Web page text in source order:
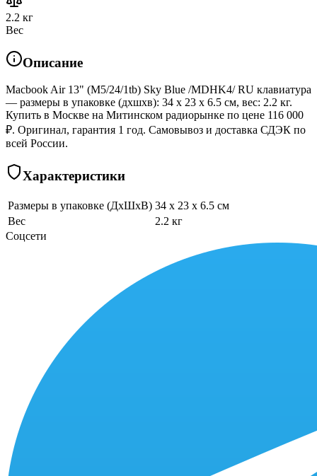
2.2 кг
Вес
Описание
Macbook Air 13" (M5/24/1tb) Sky Blue /MDHK4/ RU клавиатура
— размеры в упаковке (дхшхв): 34 x 23 x 6.5 см, вес: 2.2 кг.
Купить в Москве на Митинском радиорынке по цене 116 000
₽. Оригинал, гарантия 1 год. Самовывоз и доставка СДЭК по
всей России.
Характеристики
Размеры в упаковке (ДхШхВ) 34 x 23 x 6.5 см
Вес
2.2 кг
Соцсети